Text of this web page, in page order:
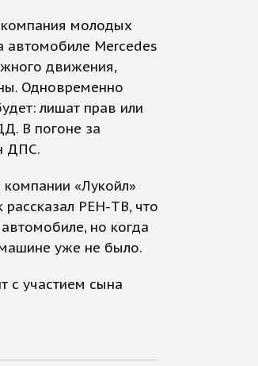
компания молодых
автомобиле Mercedes
движения,
Одновременно
лишат прав или
В погоне за
ДПС.
«Лукойл»
РЕН-ТВ, что
но когда
уже не было.
с участием сына